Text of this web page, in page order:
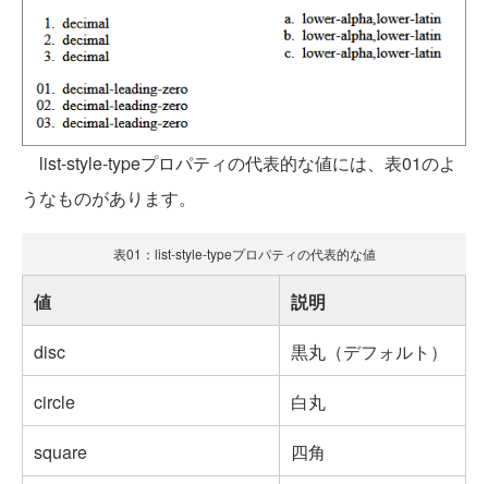
list-style-typeプロパティの代表的な値には、表01のよ
うなものがあります。
表01：list-style-typeプロパティの代表的な値
値
説明
disc
黒丸（デフォルト）
circle
白丸
square
四角